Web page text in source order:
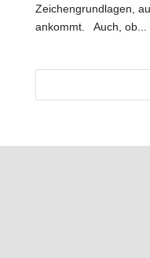
Zeichengrundlagen,
ankommt. Auch, ob...